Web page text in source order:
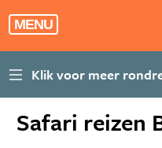
MENU
Safari reizen